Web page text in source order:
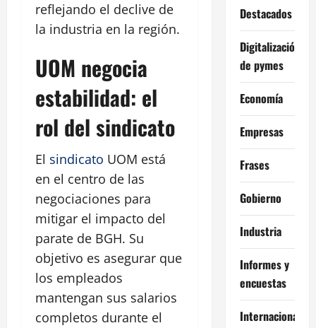
reflejando el declive de
la industria en la región.
UOM negocia
estabilidad: el
rol del sindicato
El sindicato UOM está
en el centro de las
negociaciones para
mitigar el impacto del
parate de BGH. Su
objetivo es asegurar que
los empleados
mantengan sus salarios
completos durante el
Destacados
Digitalización
de pymes
Economía
Empresas
Frases
Gobierno
Industria
Informes y
encuestas
Internacional